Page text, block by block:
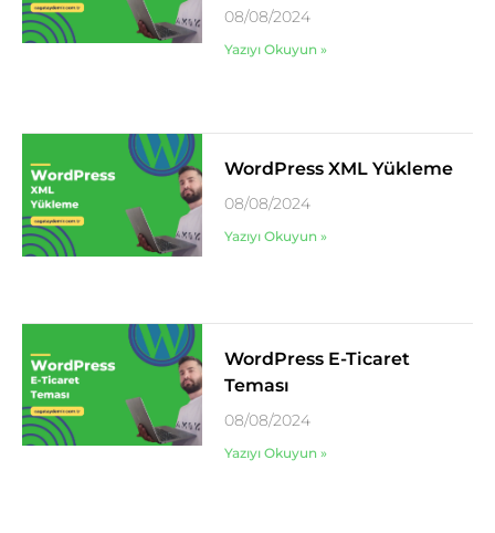
08/08/2024
Yazıyı Okuyun »
WordPress XML Yükleme
08/08/2024
Yazıyı Okuyun »
WordPress E-Ticaret
Teması
08/08/2024
Yazıyı Okuyun »